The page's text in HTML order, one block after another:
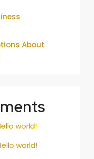
About
world!
world!